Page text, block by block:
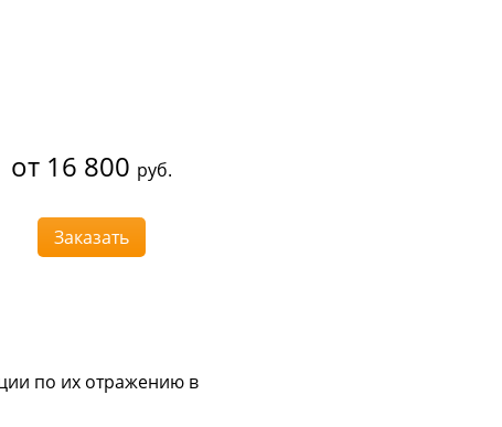
от 16 800 руб.
Заказать
по их отражению в